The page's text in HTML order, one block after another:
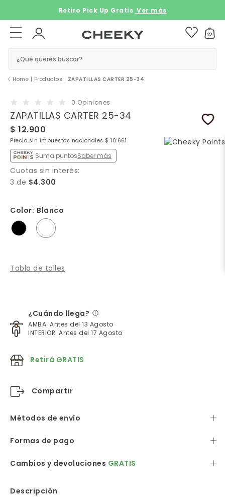
Retiro Pick Up Gratis ​​ Ver más
¿Qué querés buscar?
Home | Productos | ZAPATILLAS CARTER 25-34
0 Opiniones
ZAPATILLAS CARTER 25-34
$ 12.900
Precio sin impuestos nacionales $ 10.661
Suma puntosSaber más
Cuotas sin interés:
3 de $4.300
Color: Blanco
Tabla de talles
¿Cuándo llega?
AMBA: Antes del 13 Agosto
INTERIOR: Antes del 17 Agosto
Retirá GRATIS
Compartir
Métodos de envío
Formas de pago
Cambios y devoluciones GRATIS
Descripción